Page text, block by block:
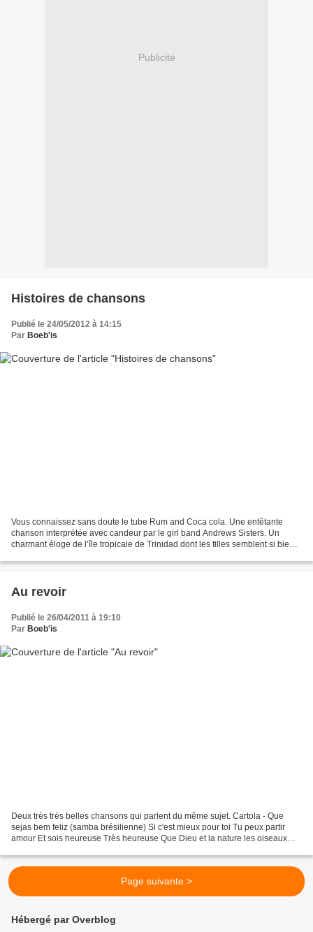
Publicité
Histoires de chansons
Publié le 24/05/2012 à 14:15
Par Boeb'is
Vous connaissez sans doute le tube Rum and Coca cola. Une entêtante
chanson interprétée avec candeur par le girl band Andrews Sisters. Un
charmant éloge de l’île tropicale de Trinidad dont les filles semblent si bien
Au revoir
Publié le 26/04/2011 à 19:10
Par Boeb'is
Deux très très belles chansons qui parlent du même sujet. Cartola - Que
sejas bem feliz (samba brésilienne) Si c'est mieux pour toi Tu peux partir
amour Et sois heureuse Très heureuse Que Dieu et la nature les oiseaux
Page suivante >
Hébergé par Overblog